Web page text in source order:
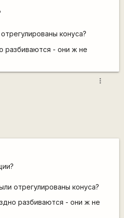
конуса?
разбиваются - они ж не
more_vert
отрегулированы конуса?
разбиваются - они ж не